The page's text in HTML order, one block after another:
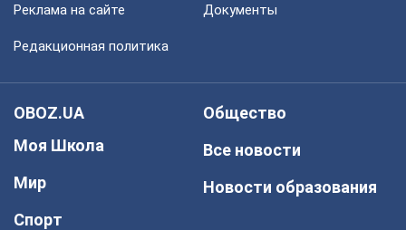
Реклама на сайте Документы
Редакционная политика
OBOZ.UA
Моя Школа
Мир
Спорт
Общество
Все новости
Новости образования